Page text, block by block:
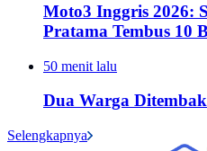
Moto3 Inggris 2026:
Pratama Tembus 10
50 menit lalu
Dua Warga
Selengkapnya